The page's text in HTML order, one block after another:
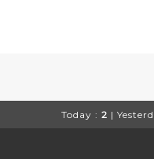
Today : 2 |